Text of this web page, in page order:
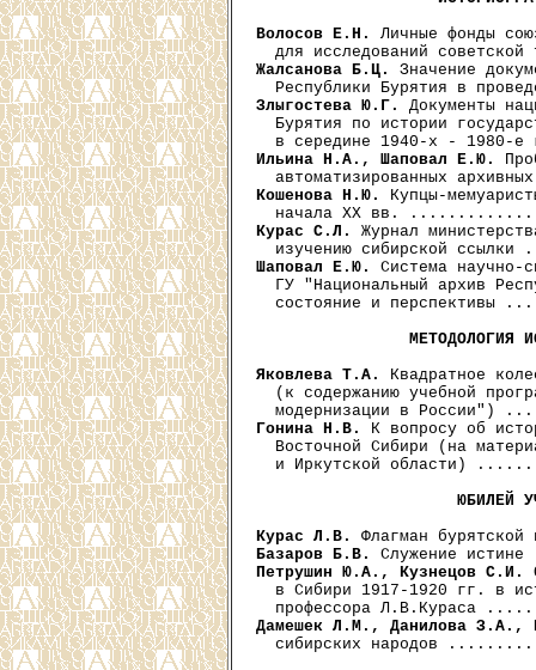
Волосов Е.Н.
Личные фонды
Жалсанова Б.Ц.
Значение
Злыгостева Ю.Г.
Документы
Бурятия по истории
Ильина Н.А., Шаповал Е.Ю.
Кошенова Н.Ю.
Купцы-
Курас С.Л.
Журнал
Шаповал Е.Ю.
Система научно-
ГУ "Национальный архив
состояние и перспективы
МЕТОДОЛОГИЯ
Яковлева Т.А.
Квадратное
(к содержанию учебной
Гонина Н.В.
К вопросу об
Восточной Сибири (на
и Иркутской области)
ЮБИЛЕЙ
Курас Л.В.
Базаров Б.В.
Петрушин Ю.А., Кузнецов С.И.
в Сибири 1917-1920 гг. в
Дамешек Л.М., Данилова З.А.,
сибирских народов